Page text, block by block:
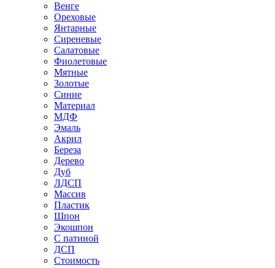
Венге
Ореховые
Янтарные
Сиреневые
Салатовые
Фиолетовые
Мятные
Золотые
Синие
Материал
МДФ
Эмаль
Акрил
Береза
Дерево
Дуб
ЛДСП
Массив
Пластик
Шпон
Экошпон
С патиной
ДСП
Стоимость